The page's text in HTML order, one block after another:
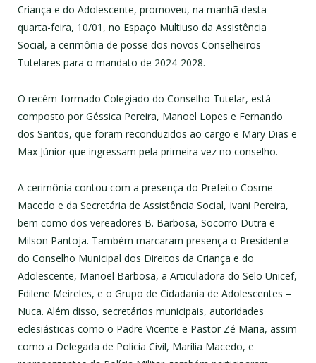
Criança e do Adolescente, promoveu, na manhã desta
quarta-feira, 10/01, no Espaço Multiuso da Assistência
Social, a cerimônia de posse dos novos Conselheiros
Tutelares para o mandato de 2024-2028.
O recém-formado Colegiado do Conselho Tutelar, está
composto por Géssica Pereira, Manoel Lopes e Fernando
dos Santos, que foram reconduzidos ao cargo e Mary Dias e
Max Júnior que ingressam pela primeira vez no conselho.
A cerimônia contou com a presença do Prefeito Cosme
Macedo e da Secretária de Assistência Social, Ivani Pereira,
bem como dos vereadores B. Barbosa, Socorro Dutra e
Milson Pantoja. Também marcaram presença o Presidente
do Conselho Municipal dos Direitos da Criança e do
Adolescente, Manoel Barbosa, a Articuladora do Selo Unicef,
Edilene Meireles, e o Grupo de Cidadania de Adolescentes –
Nuca. Além disso, secretários municipais, autoridades
eclesiásticas como o Padre Vicente e Pastor Zé Maria, assim
como a Delegada de Polícia Civil, Marília Macedo, e